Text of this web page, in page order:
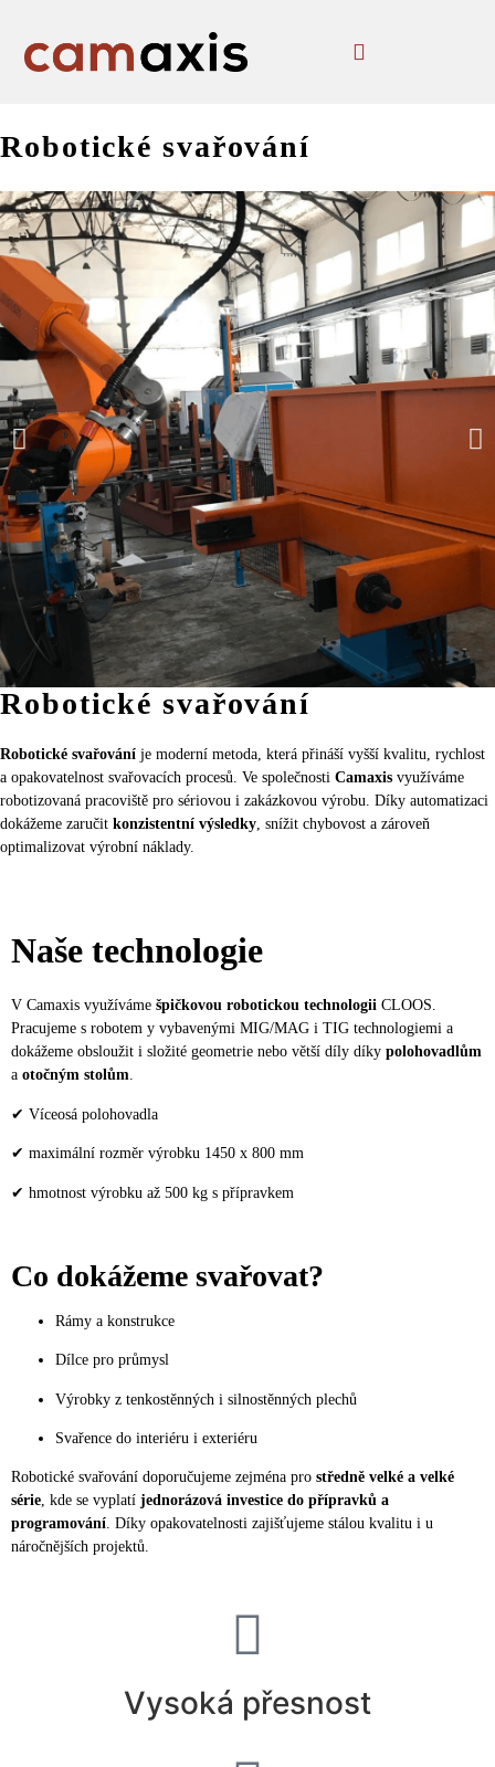
Robotické svařování
Robotické svařování
Robotické svařování je moderní metoda, která přináší vyšší kvalitu, rychlost
a opakovatelnost svařovacích procesů. Ve společnosti Camaxis využíváme
robotizovaná pracoviště pro sériovou i zakázkovou výrobu. Díky automatizaci
dokážeme zaručit konzistentní výsledky, snížit chybovost a zároveň
optimalizovat výrobní náklady.
Naše technologie
V Camaxis využíváme špičkovou robotickou technologii CLOOS.
Pracujeme s robotem y vybavenými MIG/MAG i TIG technologiemi a
dokážeme obsloužit i složité geometrie nebo větší díly díky polohovadlům
a otočným stolům.
✔ Víceosá polohovadla
✔ maximální rozměr výrobku 1450 x 800 mm
✔ hmotnost výrobku až 500 kg s přípravkem
Co dokážeme svařovat?
Rámy a konstrukce
Dílce pro průmysl
Výrobky z tenkostěnných i silnostěnných plechů
Svařence do interiéru i exteriéru
Robotické svařování doporučujeme zejména pro středně velké a velké
série, kde se vyplatí jednorázová investice do přípravků a
programování. Díky opakovatelnosti zajišťujeme stálou kvalitu i u
náročnějších projektů.
Vysoká přesnost